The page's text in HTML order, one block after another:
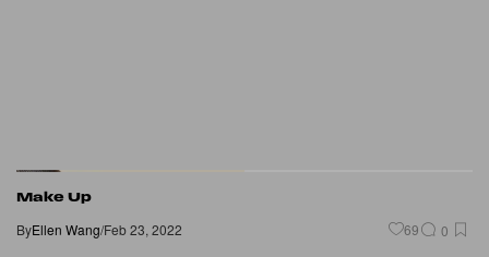
Make Up
ByEllen Wang/Feb 23, 2022 69 0